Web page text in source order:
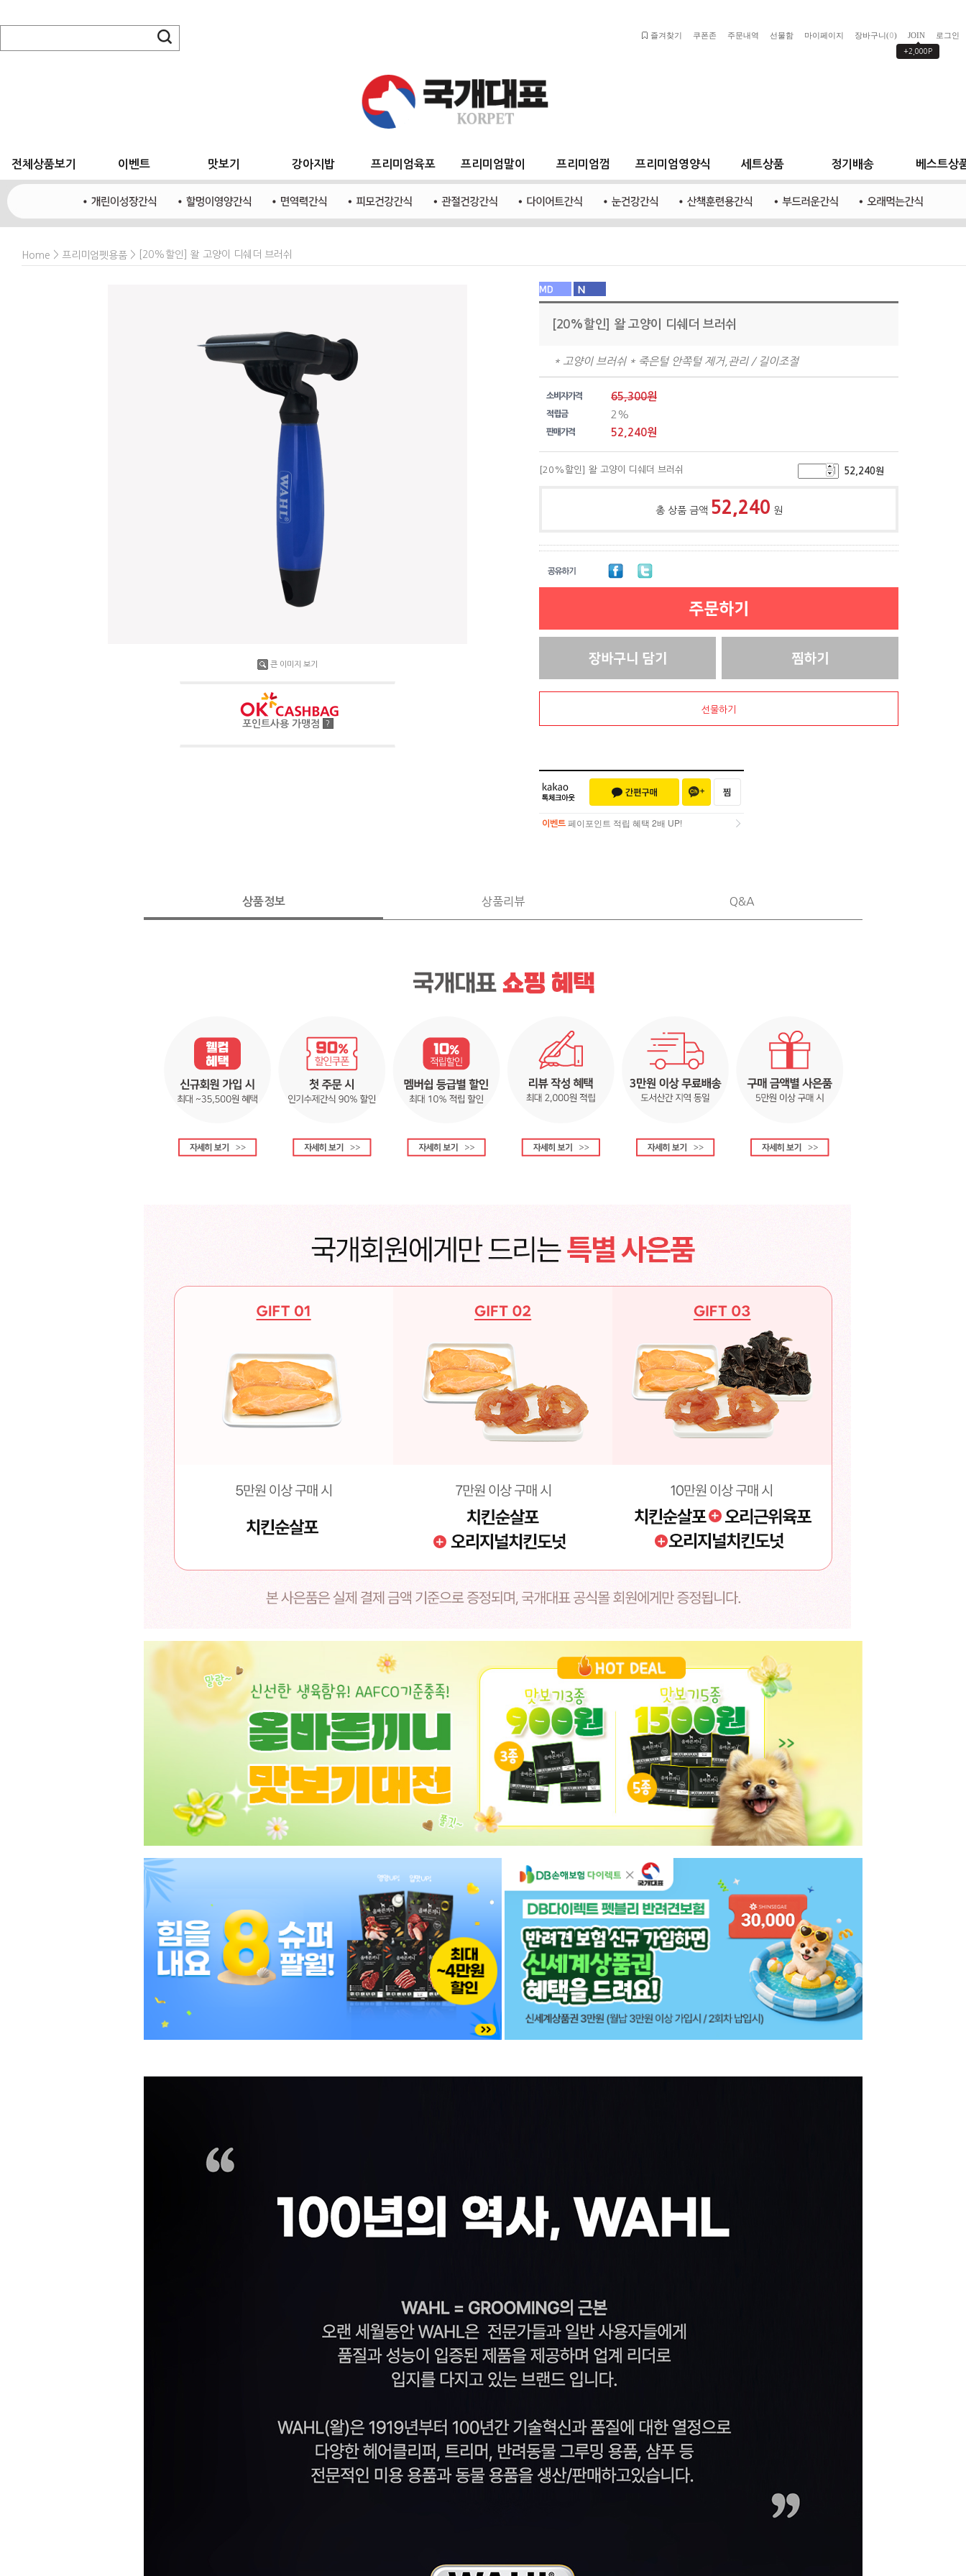
로그인
JOIN
+2,000P
장바구니(0)
마이페이지
선물함
주문내역
쿠폰존
즐겨찾기
전체상품보기 이벤트 맛보기 강아지밥 프리미엄육포 프리미엄말이 프리미엄껌 프리미엄영양식 세트상품 정기배송 베스트상
Home > 프리미엄펫용품 > [20%할인] 왈 고양이 디쉐더 브러쉬
큰 이미지 보기
포인트사용 가맹점 ?
[20%할인] 왈 고양이 디쉐더 브러쉬
* 고양이 브러쉬 * 죽은털 안쪽털 제거,관리 / 길이조절
소비자가격 65,300원
적립금 2%
판매가격 52,240원
[20%할인] 왈 고양이 디쉐더 브러쉬 52,240원
총 상품 금액 52,240 원
선물하기
이벤트 페이포인트 적립 혜택 2배 UP!
상품정보 상품리뷰 Q&A